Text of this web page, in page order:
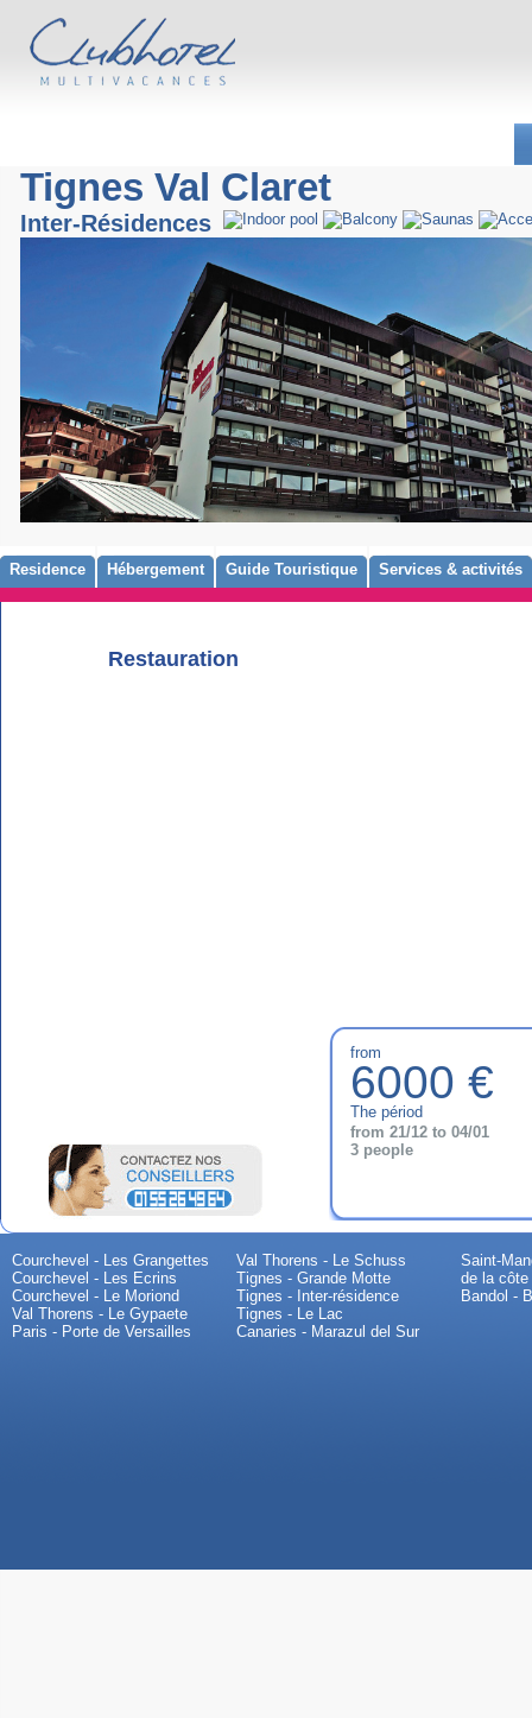
Tignes Val Claret
Inter-Résidences
Residence Hébergement Guide Touristique Services & activités
Restauration
from
6000 €
The périod
from 21/12 to 04/01
3 people
Courchevel - Les Grangettes
Courchevel - Les Ecrins
Courchevel - Le Moriond
Val Thorens - Le Gypaete
Paris - Porte de Versailles
Val Thorens - Le Schuss
Tignes - Grande Motte
Tignes - Inter-résidence
Tignes - Le Lac
Canaries - Marazul del Sur
Saint-
de la côte
Bandol -